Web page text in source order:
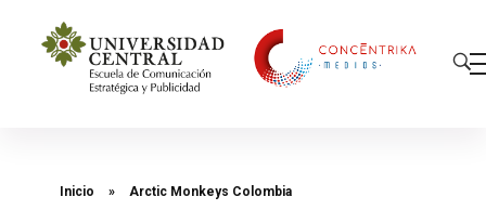
Inicio » Arctic Monkeys Colombia